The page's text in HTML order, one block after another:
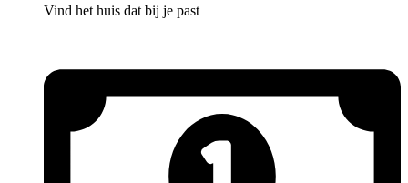
Vind het huis dat bij je past